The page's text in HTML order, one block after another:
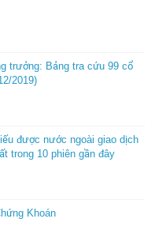
trưởng: Bảng tra cứu 99 cổ
2019)
được nước ngoài giao dịch
trong 10 phiên gần đây
Khoán